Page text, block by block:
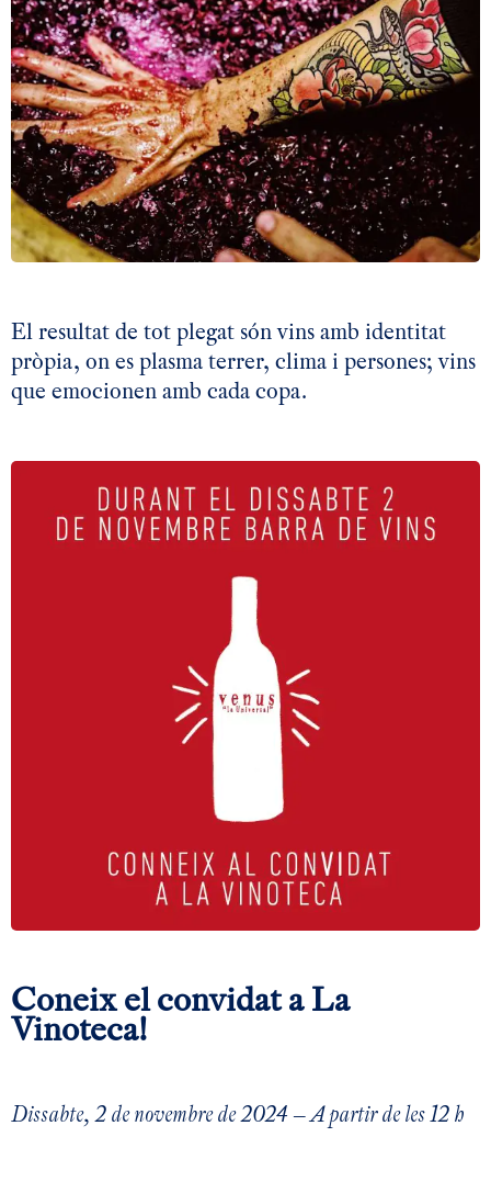
El resultat de tot plegat són vins amb identitat
pròpia, on es plasma terrer, clima i persones; vins
que emocionen amb cada copa.
Coneix el convidat a La
Vinoteca!
Dissabte, 2 de novembre de 2024 – A partir de les 12 h